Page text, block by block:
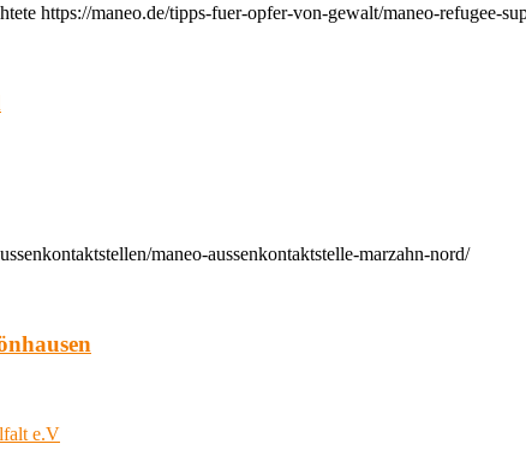
https://maneo.de/tipps-fuer-opfer-von-gewalt/maneo-refugee-
maneo-aussenkontaktstelle-marzahn-nord/
e.V